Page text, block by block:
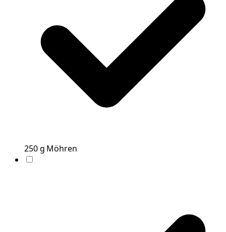
250g Möhren